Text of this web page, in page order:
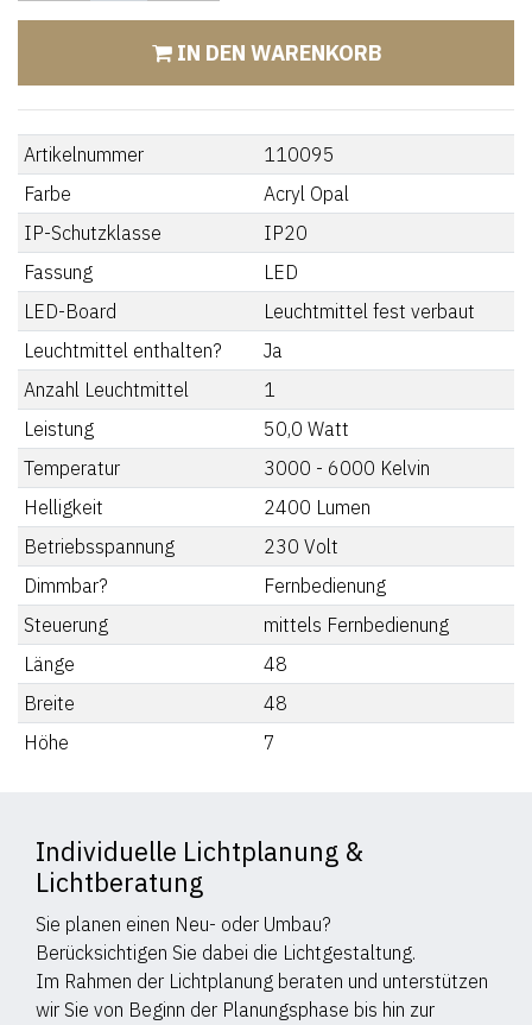
IN DEN WARENKORB
Artikelnummer
110095
Farbe
Acryl Opal
IP-Schutzklasse
IP20
Fassung
LED
LED-Board
Leuchtmittel fest verbaut
Leuchtmittel enthalten?
Ja
Anzahl Leuchtmittel
1
Leistung
50,0 Watt
Temperatur
3000 - 6000 Kelvin
Helligkeit
2400 Lumen
Betriebsspannung
230 Volt
Dimmbar?
Fernbedienung
Steuerung
mittels Fernbedienung
Länge
48
Breite
48
Höhe
7
Individuelle Lichtplanung &
Lichtberatung
Sie planen einen Neu- oder Umbau?
Berücksichtigen Sie dabei die Lichtgestaltung.
Im Rahmen der Lichtplanung beraten und unterstützen
wir Sie von Beginn der Planungsphase bis hin zur